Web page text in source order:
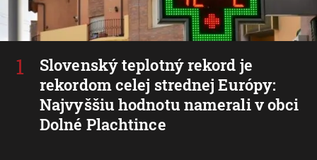
Slovenský teplotný rekord je
rekordom celej strednej Európy:
Najvyššiu hodnotu namerali v obci
Dolné Plachtince